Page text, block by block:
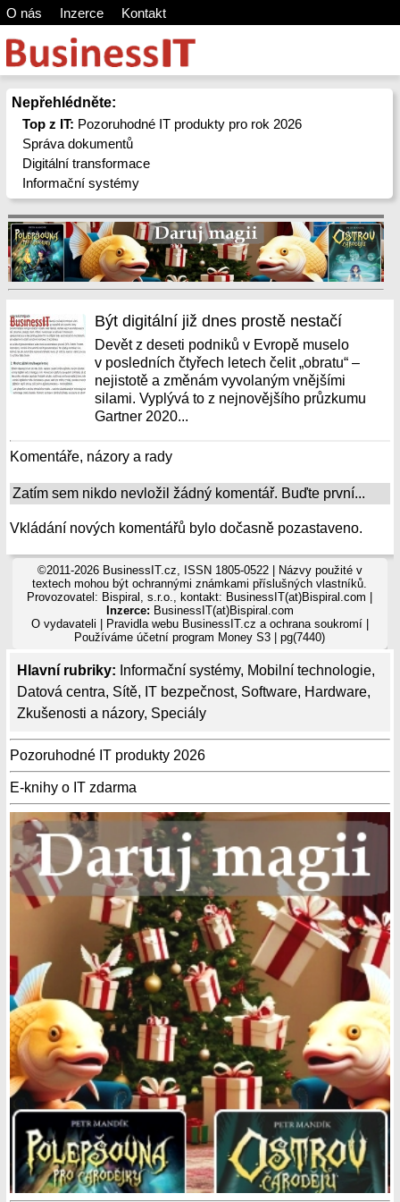
O nás Inzerce Kontakt
Nepřehlédněte:
Top z IT: Pozoruhodné IT produkty pro rok 2026
Správa dokumentů
Digitální transformace
Informační systémy
Hlavní rubriky: Informační systémy, Mobilní technologie,
Datová centra, Sítě, IT bezpečnost, Software, Hardware,
Zkušenosti a názory, Speciály
Pozoruhodné IT produkty 2026
E-knihy o IT zdarma
Být digitální již dnes prostě nestačí
Devět z deseti podniků v Evropě muselo
v posledních čtyřech letech čelit „obratu“ –
nejistotě a změnám vyvolaným vnějšími
silami. Vyplývá to z nejnovějšího průzkumu
Gartner 2020...
Komentáře, názory a rady
Zatím sem nikdo nevložil žádný komentář. Buďte první...
Vkládání nových komentářů bylo dočasně pozastaveno.
©2011-2026 BusinessIT.cz, ISSN 1805-0522 | Názvy použité v
textech mohou být ochrannými známkami příslušných vlastníků.
Provozovatel: Bispiral, s.r.o., kontakt: BusinessIT(at)Bispiral.com |
Inzerce: BusinessIT(at)Bispiral.com
O vydavateli
Pravidla webu BusinessIT.cz a ochrana soukromí|
Používámeúčetní program Money S3 | pg(7440)